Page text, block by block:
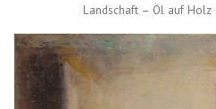
Landschaft – Öl auf Holz